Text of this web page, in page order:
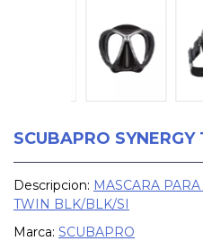
SCUBAPRO
Descripcion: MASCARA
TWIN BLK/BLK/SI
Marca: SCUBAPRO